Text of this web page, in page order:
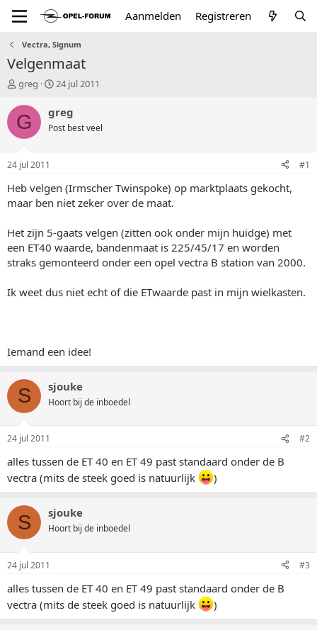
Aanmelden Registreren
Vectra, Signum
Velgenmaat
T
p
i
t
a
r
e
greg
S
a
t
u
24 jul 2011
G greg
Post best veel
24 jul 2011 #1
Heb velgen (Irmscher Twinspoke) op marktplaats gekocht,
maar ben niet zeker over de maat.
Het zijn 5-gaats velgen (zitten ook onder mijn huidge) met
een ET40 waarde, bandenmaat is 225/45/17 en worden
straks gemonteerd onder een opel vectra B station van 2000.
Ik weet dus niet echt of die ETwaarde past in mijn wielkasten.
Iemand een idee!
S sjouke
Hoort bij de inboedel
24 jul 2011 #2
alles tussen de ET 40 en ET 49 past standaard onder de B
vectra (mits de steek goed is natuurlijk
)
S sjouke
Hoort bij de inboedel
24 jul 2011 #3
alles tussen de ET 40 en ET 49 past standaard onder de B
vectra (mits de steek goed is natuurlijk
)